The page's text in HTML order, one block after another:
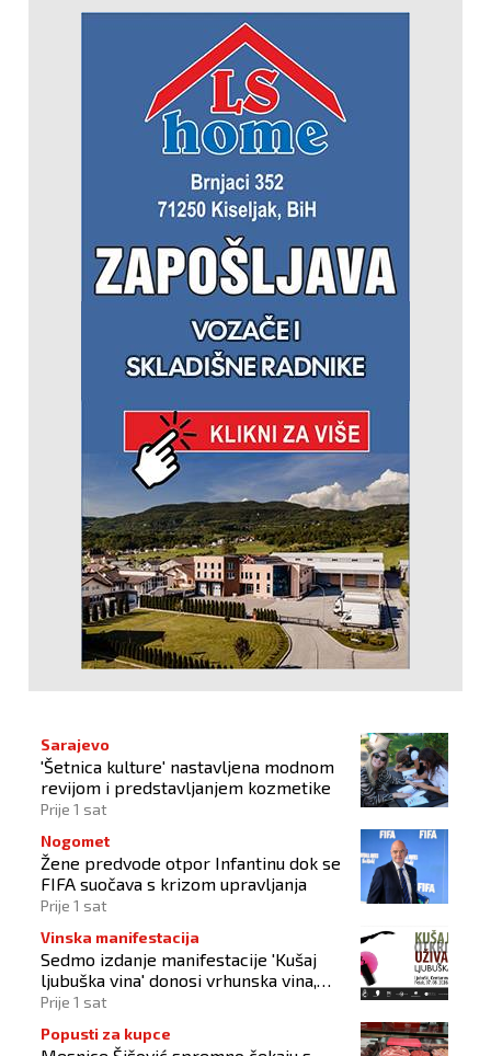
Sarajevo
'Šetnica kulture' nastavljena modnom
revijom i predstavljanjem kozmetike
Prije 1 sat
Nogomet
Žene predvode otpor Infantinu dok se
FIFA suočava s krizom upravljanja
Prije 1 sat
Vinska manifestacija
Sedmo izdanje manifestacije 'Kušaj
ljubuška vina' donosi vrhunska vina,
gastronomiju i glazbu
Prije 1 sat
Popusti za kupce